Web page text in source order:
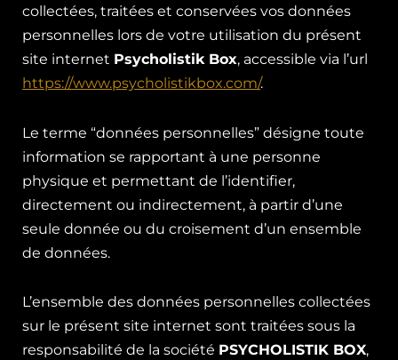
collectées, traitées et conservées vos données
personnelles lors de votre utilisation du présent
site internet Psycholistik Box, accessible via l’url
https://www.psycholistikbox.com/.
Le terme “données personnelles” désigne toute
information se rapportant à une personne
physique et permettant de l’identifier,
directement ou indirectement, à partir d’une
seule donnée ou du croisement d’un ensemble
de données.
L’ensemble des données personnelles collectées
sur le présent site internet sont traitées sous la
responsabilité de la société PSYCHOLISTIK BOX,